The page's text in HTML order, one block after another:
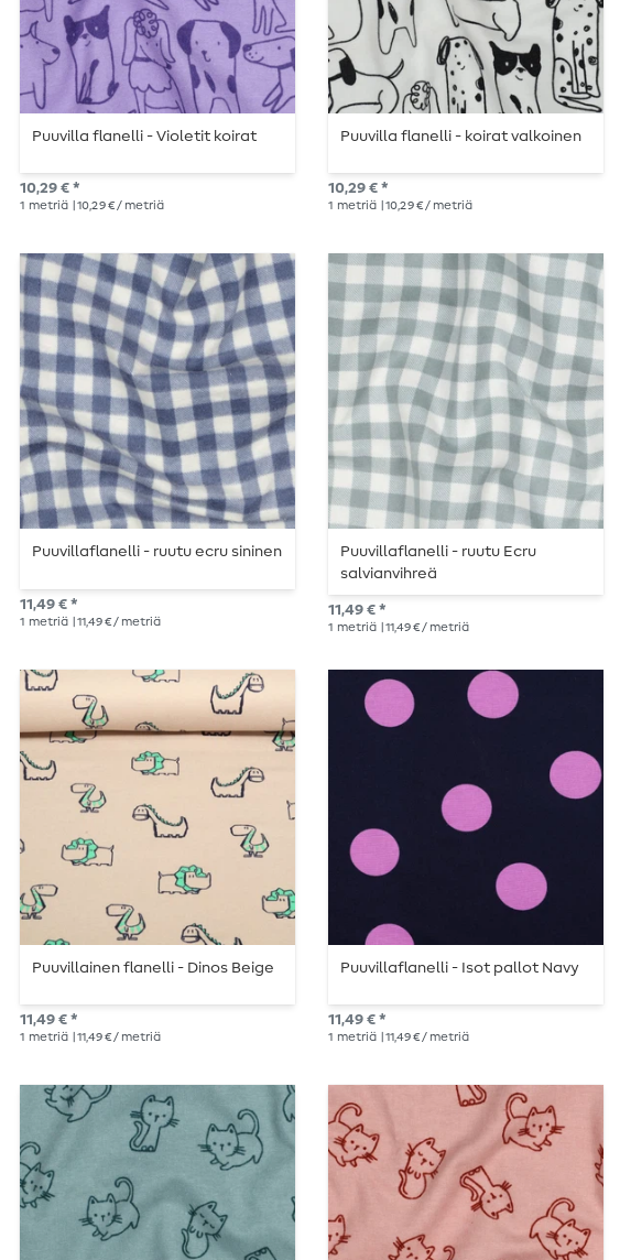
Puuvilla flanelli - Violetit koirat
10,29 € *
1 metriä | 10,29 € / metriä
Puuvilla flanelli - koirat valkoinen
10,29 € *
1 metriä | 10,29 € / metriä
Puuvillaflanelli - ruutu ecru sininen
11,49 € *
1 metriä | 11,49 € / metriä
Puuvillaflanelli - ruutu Ecru
salvianvihreä
11,49 € *
1 metriä | 11,49 € / metriä
Puuvillainen flanelli - Dinos Beige
11,49 € *
1 metriä | 11,49 € / metriä
Puuvillaflanelli - Isot pallot Navy
11,49 € *
1 metriä | 11,49 € / metriä